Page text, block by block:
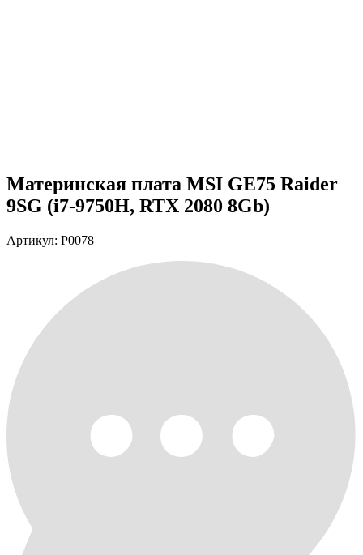
Материнская плата MSI GE75 Raider
9SG (i7-9750H, RTX 2080 8Gb)
Артикул: P0078